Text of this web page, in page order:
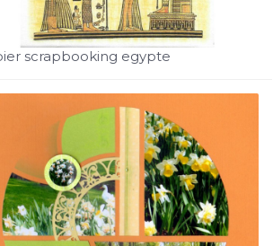
scrapbooking egypte